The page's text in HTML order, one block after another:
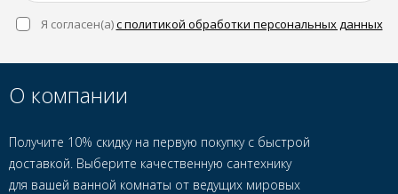
Я согласен(a)с политикой обработки персональных данных
О компании
Получите 10% скидку на первую покупку с быстрой
доставкой. Выберите качественную сантехнику
для вашей ванной комнаты от ведущих мировых